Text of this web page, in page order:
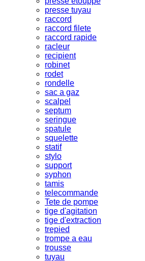
presse tuyau
raccord
raccord filete
raccord rapide
racleur
recipient
robinet
rodet
rondelle
sac a gaz
scalpel
septum
seringue
spatule
squelette
statif
stylo
support
syphon
tamis
telecommande
Tete de pompe
tige d'agitation
tige d'extraction
trepied
trompe a eau
trousse
tuyau